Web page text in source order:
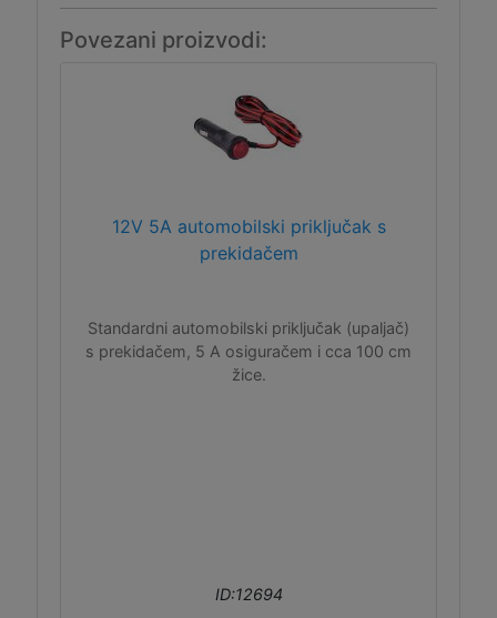
Povezani proizvodi:
12V 5A automobilski priključak s
prekidačem
Standardni automobilski priključak (upaljač)
s prekidačem, 5 A osiguračem i cca 100 cm
žice.
ID:12694